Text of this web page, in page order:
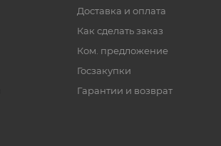
Доставка и оплата
Как сделать заказ
Ком. предложение
Госзакупки
Гарантии и возврат